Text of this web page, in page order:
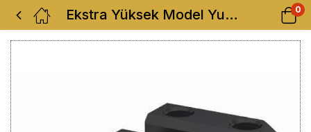
Ekstra Yüksek Model Yumuşak Ayak (Kopya) 0